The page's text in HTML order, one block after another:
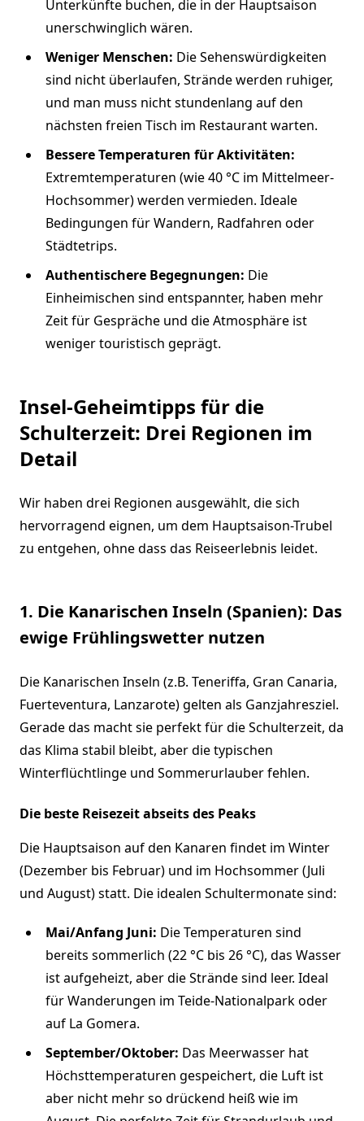
Unterkünfte buchen, die in der Hauptsaison
unerschwinglich wären.
Weniger Menschen: Die Sehenswürdigkeiten
sind nicht überlaufen, Strände werden ruhiger,
und man muss nicht stundenlang auf den
nächsten freien Tisch im Restaurant warten.
Bessere Temperaturen für Aktivitäten:
Extremtemperaturen (wie 40 °C im Mittelmeer-
Hochsommer) werden vermieden. Ideale
Bedingungen für Wandern, Radfahren oder
Städtetrips.
Authentischere Begegnungen: Die
Einheimischen sind entspannter, haben mehr
Zeit für Gespräche und die Atmosphäre ist
weniger touristisch geprägt.
Insel-Geheimtipps für die
Schulterzeit: Drei Regionen im
Detail
Wir haben drei Regionen ausgewählt, die sich
hervorragend eignen, um dem Hauptsaison-Trubel
zu entgehen, ohne dass das Reiseerlebnis leidet.
1. Die Kanarischen Inseln (Spanien): Das
ewige Frühlingswetter nutzen
Die Kanarischen Inseln (z.B. Teneriffa, Gran Canaria,
Fuerteventura, Lanzarote) gelten als Ganzjahresziel.
Gerade das macht sie perfekt für die Schulterzeit, da
das Klima stabil bleibt, aber die typischen
Winterflüchtlinge und Sommerurlauber fehlen.
Die beste Reisezeit abseits des Peaks
Die Hauptsaison auf den Kanaren findet im Winter
(Dezember bis Februar) und im Hochsommer (Juli
und August) statt. Die idealen Schultermonate sind:
Mai/Anfang Juni: Die Temperaturen sind
bereits sommerlich (22 °C bis 26 °C), das Wasser
ist aufgeheizt, aber die Strände sind leer. Ideal
für Wanderungen im Teide-Nationalpark oder
auf La Gomera.
September/Oktober: Das Meerwasser hat
Höchsttemperaturen gespeichert, die Luft ist
aber nicht mehr so drückend heiß wie im